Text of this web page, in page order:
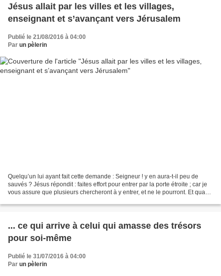
Jésus allait par les villes et les villages,
enseignant et s’avançant vers Jérusalem
Publié le 21/08/2016 à 04:00
Par un pèlerin
Quelqu’un lui ayant fait cette demande : Seigneur ! y en aura-t-il peu de
sauvés ? Jésus répondit : faites effort pour entrer par la porte étroite ; car je
vous assure que plusieurs chercheront à y entrer, et ne le pourront. Et quand
... ce qui arrive à celui qui amasse des trésors
pour soi-même
Publié le 31/07/2016 à 04:00
Par un pèlerin